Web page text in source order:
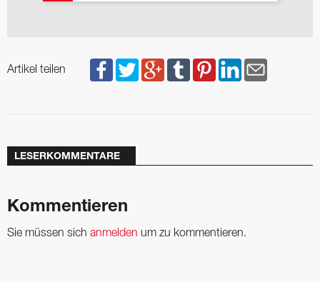
Artikel teilen
LESERKOMMENTARE
Kommentieren
Sie müssen sich anmelden um zu kommentieren.